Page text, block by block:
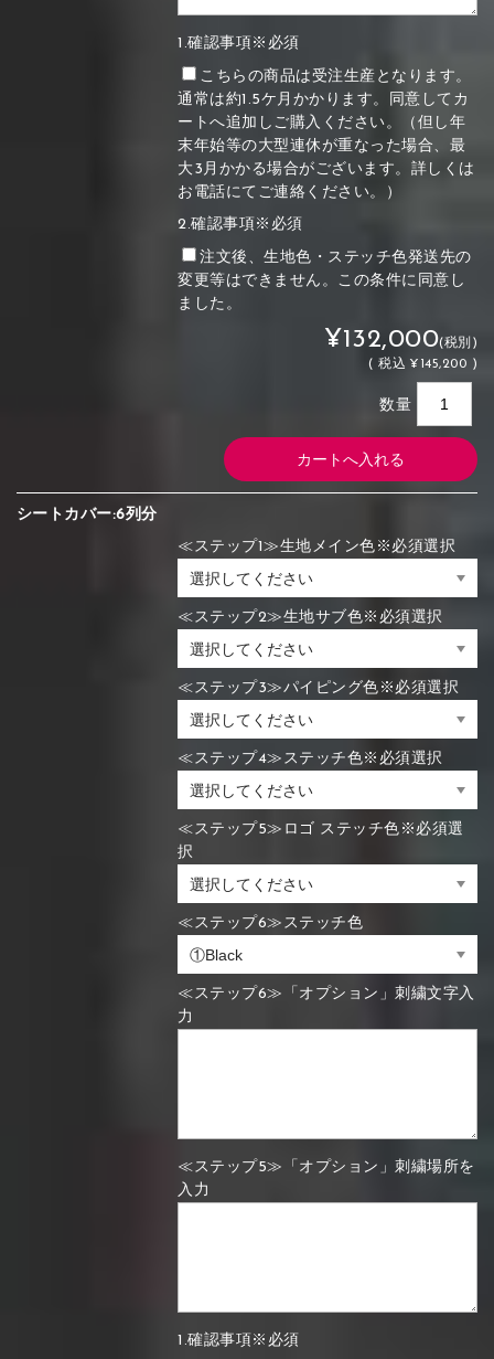
1.確認事項※必須
こちらの商品は受注生産となります。
通常は約1.5ケ月かかります。同意してカ
ートへ追加しご購入ください。（但し年
末年始等の大型連休が重なった場合、最
大3月かかる場合がございます。詳しくは
お電話にてご連絡ください。）
2.確認事項※必須
注文後、生地色・ステッチ色発送先の
変更等はできません。この条件に同意し
ました。
¥132,000(税別)
(税込 ¥145,200 )
数量
シートカバー:6列分
≪ステップ1≫生地メイン色※必須選択
≪ステップ2≫生地サブ色※必須選択
≪ステップ3≫パイピング色※必須選択
≪ステップ4≫ステッチ色※必須選択
≪ステップ5≫ロゴ ステッチ色※必須選
択
≪ステップ6≫ステッチ色
≪ステップ6≫「オプション」刺繍文字入
力
≪ステップ5≫「オプション」刺繍場所を
入力
1.確認事項※必須